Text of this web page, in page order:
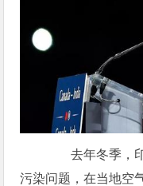
去年冬季，印
污染问题，在当地空